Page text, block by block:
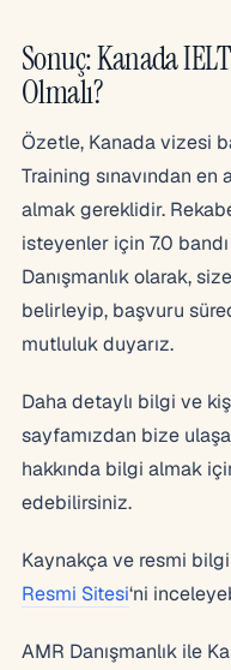
Sonuç: Kanada
Olmalı?
Özetle, Kanada vizesi
Training sınavından en
almak gereklidir.
isteyenler için 7.0
Danışmanlık olarak,
belirleyip, başvuru
mutluluk duyarız.
Daha detaylı bilgi ve
sayfamızdan bize
hakkında bilgi almak
edebilirsiniz.
Kaynakça ve resmi
Resmi Sitesi‘ni
AMR Danışmanlık ile